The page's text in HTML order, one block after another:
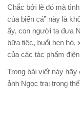
Chắc bởi lẽ đó mà
của biển cả” này là
ấy, con người ta đưa
bữa tiệc, buổi hẹn
của các tác phẩm
Trong bài viết này
ảnh Ngọc trai trong